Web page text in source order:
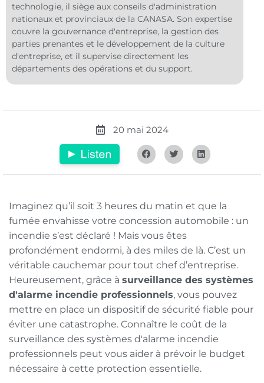
technologie, il siège aux conseils d'administration
nationaux et provinciaux de la CANASA. Son expertise
couvre la gouvernance d'entreprise, la gestion des
parties prenantes et le développement de la culture
d'entreprise, et il supervise directement les
départements des opérations et du support.
20 mai 2024
Imaginez qu’il soit 3 heures du matin et que la
fumée envahisse votre concession automobile : un
incendie s’est déclaré ! Mais vous êtes
profondément endormi, à des miles de là. C’est un
véritable cauchemar pour tout chef d’entreprise.
Heureusement, grâce à surveillance des systèmes
d'alarme incendie professionnels, vous pouvez
mettre en place un dispositif de sécurité fiable pour
éviter une catastrophe. Connaître le coût de la
surveillance des systèmes d'alarme incendie
professionnels peut vous aider à prévoir le budget
nécessaire à cette protection essentielle.